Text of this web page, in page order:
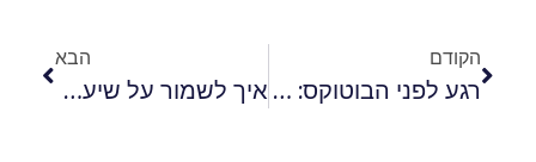
הקודם
רגע לפני הבוטוקס: אלה הדברים שחשוב לוודא בטרם הטיפול
הבא
איך לשמור על שיער בריא?